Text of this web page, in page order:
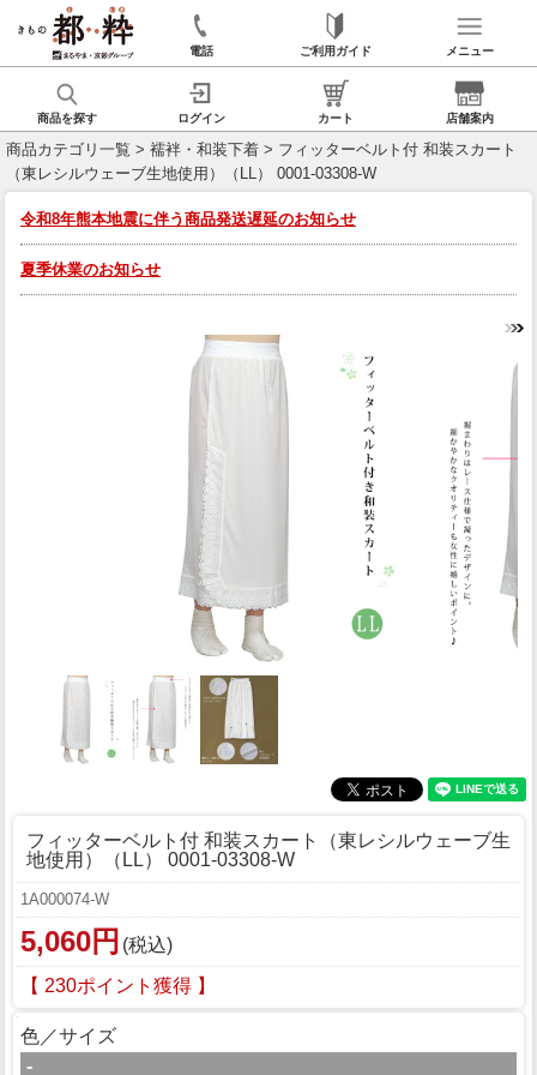
電話 ご利用ガイド メニュー
商品を探す ログイン カート 店舗案内
商品カテゴリ一覧 > 襦袢・和装下着 > フィッターベルト付 和装スカート
（東レシルウェーブ生地使用）（LL） 0001-03308-W
令和8年熊本地震に伴う商品発送遅延のお知らせ
夏季休業のお知らせ
フィッターベルト付 和装スカート（東レシルウェーブ生
地使用）（LL） 0001-03308-W
1A000074-W
5,060円 (税込)
【 230ポイント獲得 】
色／サイズ
-